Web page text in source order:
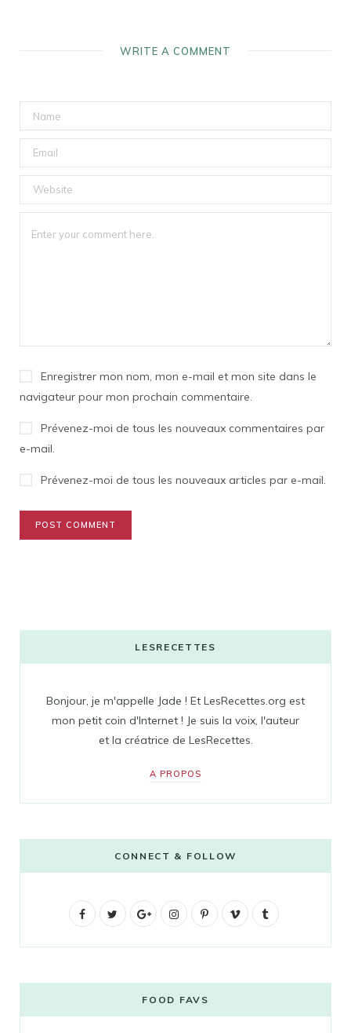
WRITE A COMMENT
Enregistrer mon nom, mon e-mail et mon site dans le
navigateur pour mon prochain commentaire.
Prévenez-moi de tous les nouveaux commentaires par
e-mail.
Prévenez-moi de tous les nouveaux articles par e-mail.
LESRECETTES
Bonjour, je m'appelle Jade ! Et LesRecettes.org est
mon petit coin d'Internet ! Je suis la voix, l'auteur
et la créatrice de LesRecettes.
A PROPOS
CONNECT & FOLLOW
F
b
t
G
g
l
I
t
a
P
e
V
o
l
FOOD FAVS